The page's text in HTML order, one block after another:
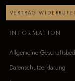
VERTRAG
INFORMATION
Allgemeine
Datenschutzerklärung